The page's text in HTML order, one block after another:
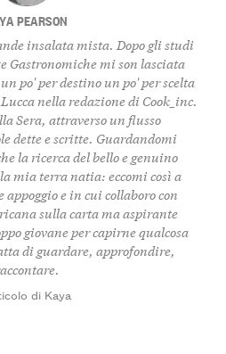
PEARSON
insalata mista. Dopo gli studi
Gastronomiche mi son lasciata
po' per destino un po' per scelta
nella redazione di Cook_inc.
Sera, attraverso un flusso
dette e scritte. Guardandomi
la ricerca del bello e genuino
mia terra natia: eccomi così a
e in cui collaboro con
sulla carta ma aspirante
giovane per capirne qualcosa
di guardare, approfondire,
di Kaya